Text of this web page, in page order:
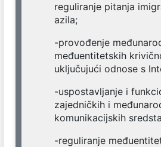
reguliranje pitanja
azila;
-provođenje
međuentitetskih
uključujući odnose s
-uspostavljanje i
zajedničkih i
komunikacijskih
-reguliranje